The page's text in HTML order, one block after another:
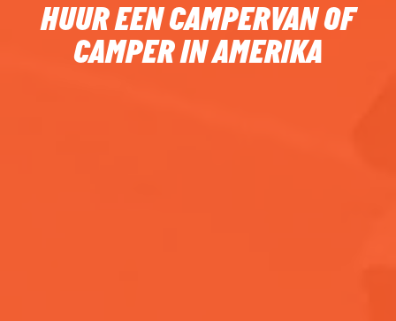
HUUR EEN CAMPERVAN OF
CAMPER IN AMERIKA